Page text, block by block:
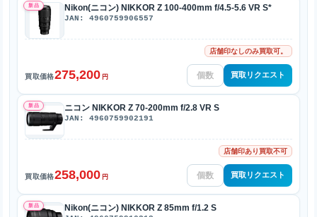
新品 Nikon(ニコン) NIKKOR Z 100-400mm f/4.5-5.6 VR S*
JAN: 4960759906557
店舗印なしのみ買取可。
買取価格275,200 円 買取リクエスト
新品 ニコン NIKKOR Z 70-200mm f/2.8 VR S
JAN: 4960759902191
店舗印あり買取不可
買取価格258,000 円 買取リクエスト
新品 Nikon(ニコン) NIKKOR Z 85mm f/1.2 S